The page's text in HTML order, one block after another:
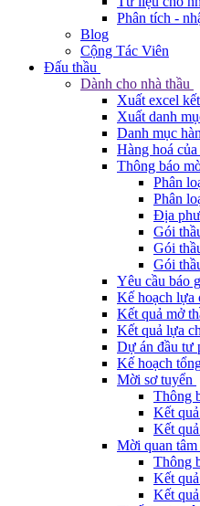
Phân tích -
Blog
Cộng Tác Viên
Đấu thầu
Dành cho nhà thầu
Xuất excel
Xuất danh
Danh mục
Hàng hoá
Thông báo
Phân
Phân
Địa
Gói
Gói
Gói
Yêu cầu báo
Kế hoạch lựa
Kết quả mở
Kết quả lựa
Dự án đầu tư
Kế hoạch
Mời sơ tuyển
Thông
Kết
Kết
Mời quan tâm
Thông
Kết
Kết